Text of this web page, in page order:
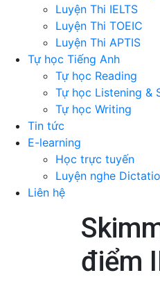
Luyện Thi IELTS
Luyện Thi TOEIC
Luyện Thi APTIS
Tự học Tiếng Anh
Tự học Reading
Tự học Listening &
Tự học Writing
Tin tức
E-learning
Học trực tuyến
Luyện nghe
Liên hệ
điểm